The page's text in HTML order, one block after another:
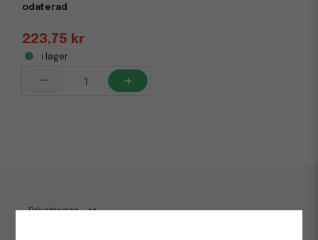
odaterad
223,75 kr
i lager
- +